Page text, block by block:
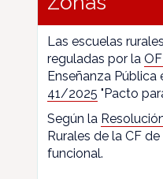
Las escuelas
reguladas por la
Enseñanza Pública
41/2025 "Pacto
Según la
Rurales de la CF
funcional.